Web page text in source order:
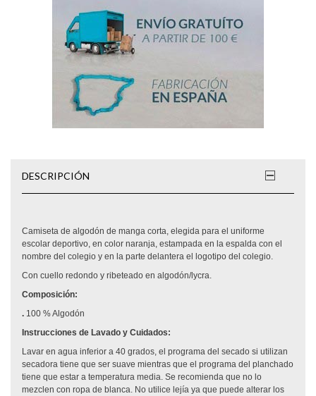
DESCRIPCIÓN
Camiseta de algodón de manga corta, elegida para el uniforme
escolar deportivo, en color naranja, estampada en la espalda con el
nombre del colegio y en la parte delantera el logotipo del colegio.
Con cuello redondo y ribeteado en algodón/lycra.
Composición:
.100 % Algodón
Instrucciones de Lavado y Cuidados:
Lavar en agua inferior a 40 grados, el programa del secado si utilizan
secadora tiene que ser suave mientras que el programa del planchado
tiene que estar a temperatura media. Se recomienda que no lo
mezclen con ropa de blanca. No utilice lejía ya que puede alterar los